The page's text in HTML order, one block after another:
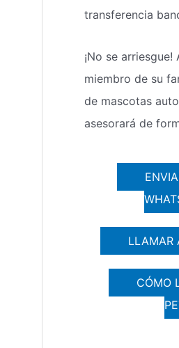
transferencia
¡No se
miembro de su
de mascotas
asesorará de
LLAMAR
CÓMO